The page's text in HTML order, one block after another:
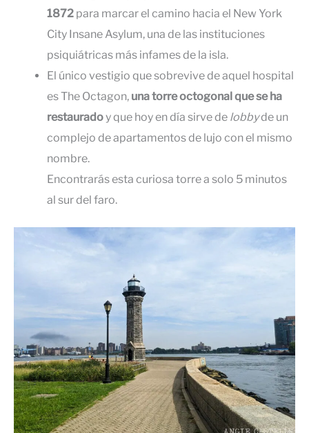
1872 para marcar el camino hacia el New York
City Insane Asylum, una de las instituciones
psiquiátricas más infames de la isla.
El único vestigio que sobrevive de aquel hospital
es The Octagon, una torre octogonal que se ha
restauradoy que hoy en día sirve de lobbyde un
complejo de apartamentos de lujo con el mismo
nombre.
Encontrarás esta curiosa torre a solo 5 minutos
al sur del faro.